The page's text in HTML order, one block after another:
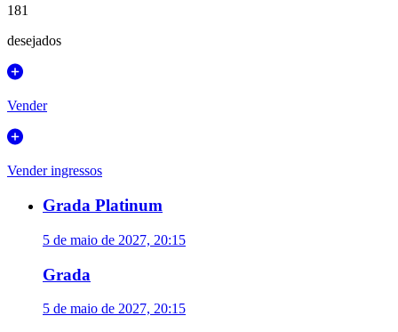
181
desejados
Vender
Vender ingressos
Grada Platinum
5 de maio de 2027, 20:15
Grada
5 de maio de 2027, 20:15